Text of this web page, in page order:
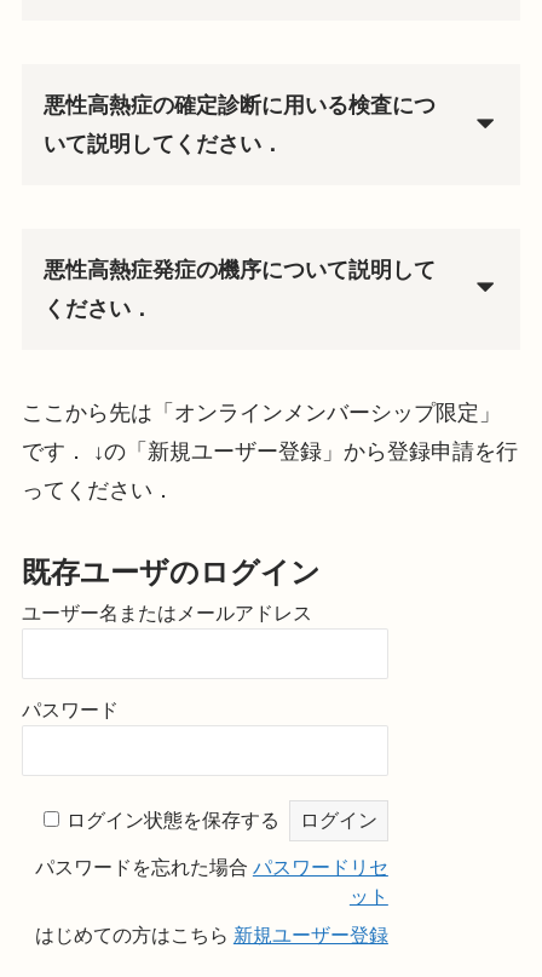
悪性高熱症の確定診断に用いる検査につ
いて説明してください．
悪性高熱症発症の機序について説明して
ください．
ここから先は「オンラインメンバーシップ限定」
です． ↓の「新規ユーザー登録」から登録申請を行
ってください．
既存ユーザのログイン
ユーザー名またはメールアドレス
パスワード
ログイン状態を保存する
パスワードを忘れた場合 パスワードリセ
ット
はじめての方はこちら 新規ユーザー登録